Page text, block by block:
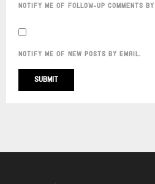
NOTIFY ME OF FOLLOW-UP COMMENTS
NOTIFY ME OF NEW POSTS BY EMAIL.